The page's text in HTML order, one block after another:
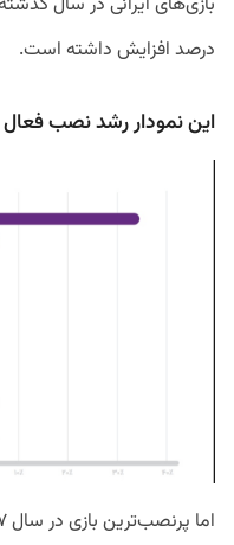
درصد افزایش داشته است.
این نمودار رشد نصب